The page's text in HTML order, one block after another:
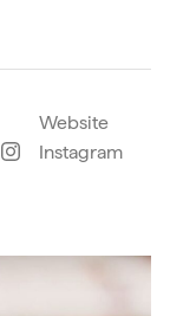
Website
Instagram